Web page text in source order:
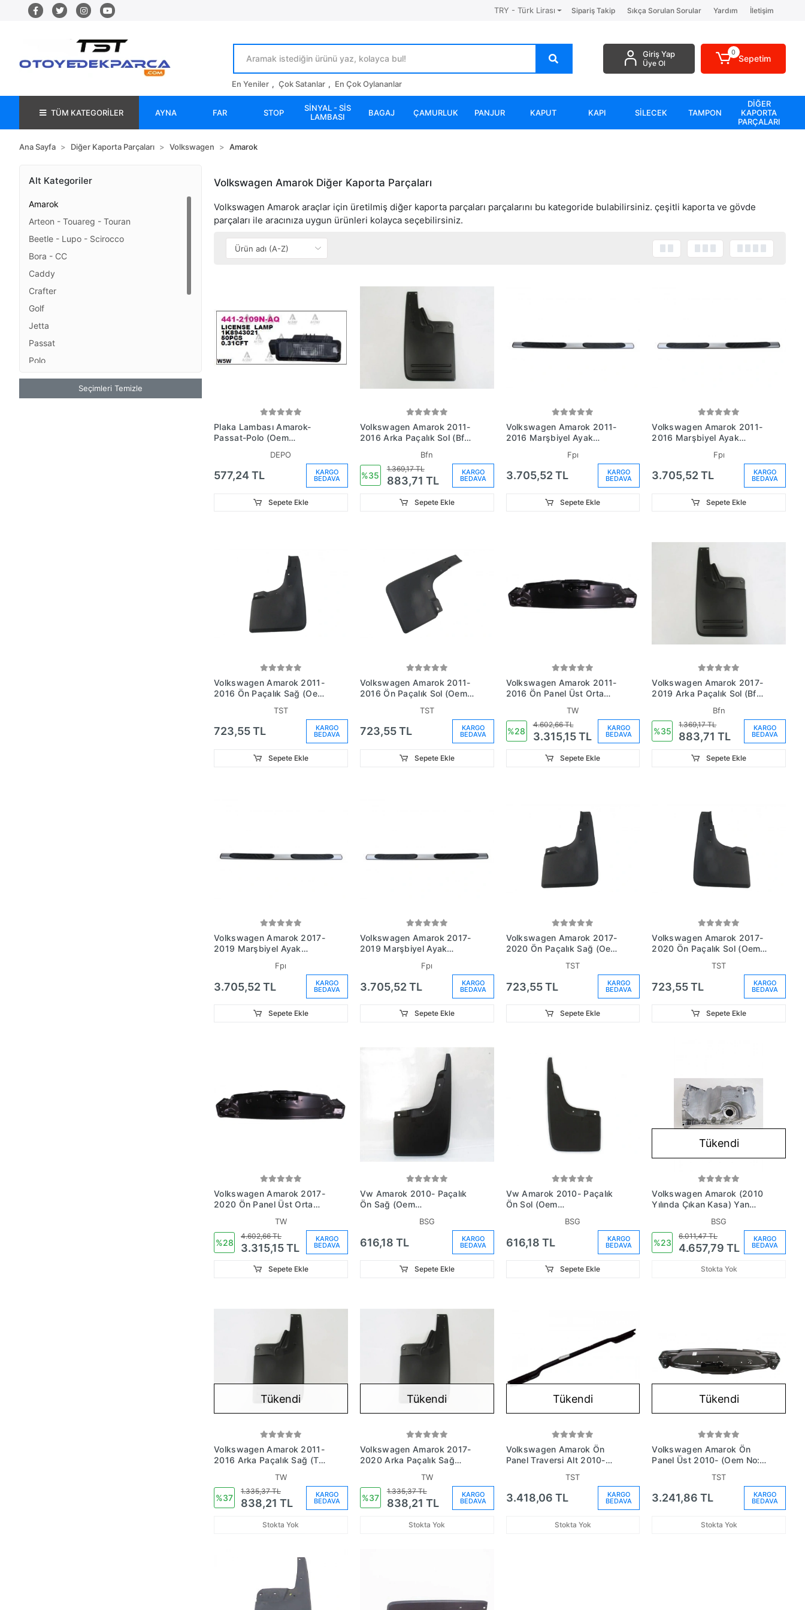
TRY - Türk Lirası Sipariş Takip Sıkça Sorulan Sorular Yardım İletişim
En Yeniler , Çok Satanlar , En Çok Oylananlar
Giriş Yap
Üye Ol
0
Sepetim
TÜM KATEGORİLER AYNA FAR STOP
SİNYAL - SİS
LAMBASI
BAGAJ ÇAMURLUK PANJUR KAPUT KAPI SİLECEK TAMPON
DİĞER
KAPORTA
PARÇALARI
Ana Sayfa Diğer Kaporta Parçaları Volkswagen Amarok
Alt Kategoriler
Amarok
Arteon - Touareg - Touran
Beetle - Lupo - Scirocco
Bora - CC
Caddy
Crafter
Golf
Jetta
Passat
Polo
Sharan - Vento - Volt
Seçimleri Temizle
Volkswagen Amarok Diğer Kaporta Parçaları
Volkswagen Amarok araçlar için üretilmiş diğer kaporta parçaları parçalarını bu kategoride bulabilirsiniz. çeşitli kaporta ve gövde
parçaları ile aracınıza uygun ürünleri kolayca seçebilirsiniz.
Plaka Lambası Amarok-
Passat-Polo (Oem
DEPO
577,24 TL KARGO
BEDAVA
Sepete Ekle
Volkswagen Amarok 2011-
2016 Arka Paçalık Sol (Bfn)
Bfn
%35
1.369,17 TL
883,71 TL
KARGO
BEDAVA
Sepete Ekle
Volkswagen Amarok 2011-
2016 Marşbiyel Ayak
Fpı
3.705,52 TL KARGO
BEDAVA
Sepete Ekle
Volkswagen Amarok 2011-
2016 Marşbiyel Ayak
Fpı
3.705,52 TL KARGO
BEDAVA
Sepete Ekle
Volkswagen Amarok 2011-
2016 Ön Paçalık Sağ (Oem
TST
723,55 TL KARGO
BEDAVA
Sepete Ekle
Volkswagen Amarok 2011-
2016 Ön Paçalık Sol (Oem
TST
723,55 TL KARGO
BEDAVA
Sepete Ekle
Volkswagen Amarok 2011-
2016 Ön Panel Üst Orta
TW
%28
4.602,66 TL
3.315,15 TL
KARGO
BEDAVA
Sepete Ekle
Volkswagen Amarok 2017-
2019 Arka Paçalık Sol (Bfn)
Bfn
%35
1.369,17 TL
883,71 TL
KARGO
BEDAVA
Sepete Ekle
Volkswagen Amarok 2017-
2019 Marşbiyel Ayak
Fpı
3.705,52 TL KARGO
BEDAVA
Sepete Ekle
Volkswagen Amarok 2017-
2019 Marşbiyel Ayak
Fpı
3.705,52 TL KARGO
BEDAVA
Sepete Ekle
Volkswagen Amarok 2017-
2020 Ön Paçalık Sağ (Oem
TST
723,55 TL KARGO
BEDAVA
Sepete Ekle
Volkswagen Amarok 2017-
2020 Ön Paçalık Sol (Oem
TST
723,55 TL KARGO
BEDAVA
Sepete Ekle
Volkswagen Amarok 2017-
2020 Ön Panel Üst Orta
TW
%28
4.602,66 TL
3.315,15 TL
KARGO
BEDAVA
Sepete Ekle
Vw Amarok 2010- Paçalık
Ön Sağ (Oem
BSG
616,18 TL KARGO
BEDAVA
Sepete Ekle
Vw Amarok 2010- Paçalık
Ön Sol (Oem
BSG
616,18 TL KARGO
BEDAVA
Sepete Ekle
Tükendi
Volkswagen Amarok (2010
Yılında Çıkan Kasa) Yan
No:03L103603M)
BSG
%23
6.011,47 TL
4.657,79 TL
KARGO
BEDAVA
Stokta Yok
Tükendi
Volkswagen Amarok 2011-
2016 Arka Paçalık Sağ (Tw)
TW
%37
1.335,37 TL
838,21 TL
KARGO
BEDAVA
Stokta Yok
Tükendi
Volkswagen Amarok 2017-
2020 Arka Paçalık Sağ
TW
%37
1.335,37 TL
838,21 TL
KARGO
BEDAVA
Stokta Yok
Tükendi
Volkswagen Amarok Ön
Panel Traversi Alt 2010-
TST
3.418,06 TL KARGO
BEDAVA
Stokta Yok
Tükendi
Volkswagen Amarok Ön
Panel Üst 2010- (Oem No:
TST
3.241,86 TL KARGO
BEDAVA
Stokta Yok